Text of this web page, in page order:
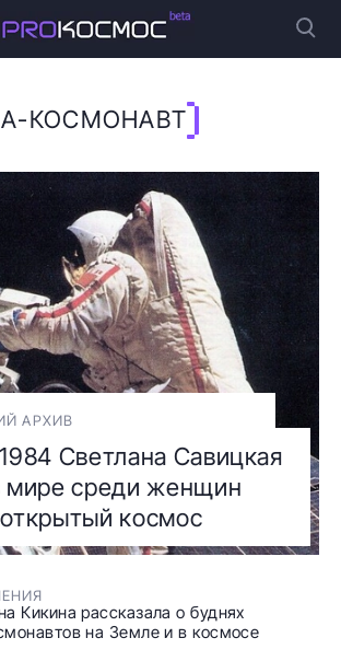
КОСМОНАВТ
АРХИВ
Светлана Савицкая
мире среди женщин
космос
Кикина рассказала о буднях
на Земле и в космосе